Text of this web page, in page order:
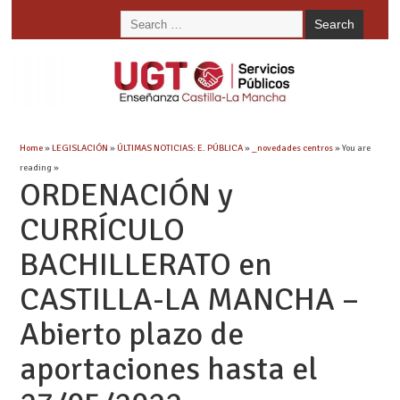
Home»LEGISLACIÓN »ÚLTIMAS NOTICIAS: E. PÚBLICA» _novedades centros» You are
reading »
ORDENACIÓN y
CURRÍCULO
BACHILLERATO en
CASTILLA-LA MANCHA –
Abierto plazo de
aportaciones hasta el